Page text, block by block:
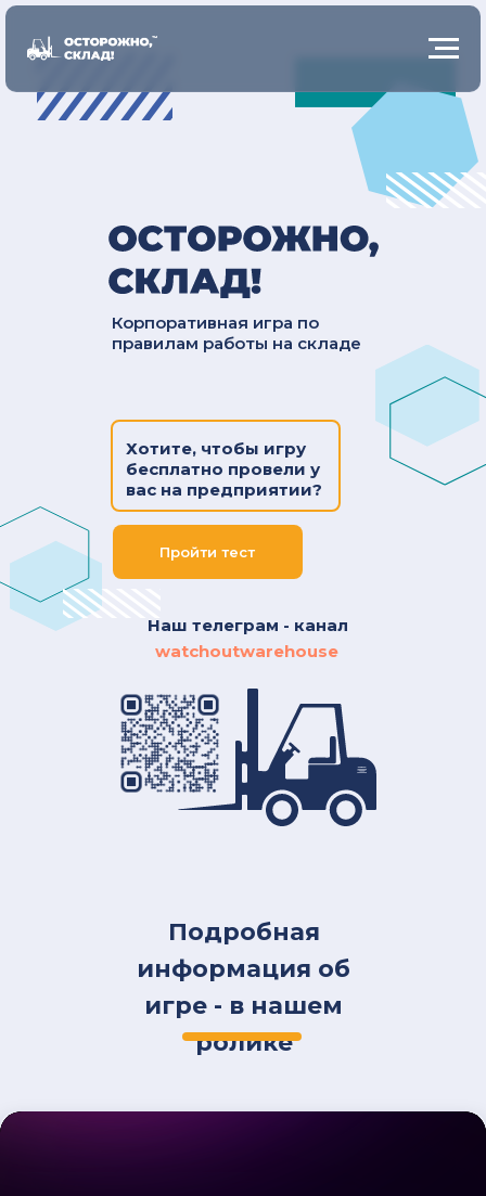
Корпоративная игра по
правилам работы на складе
Пройти тест
Хотите, чтобы игру
бесплатно провели у
вас на предприятии?
Наш телеграм - канал
watchoutwarehouse
Подробная
информация об
игре - в нашем
ролике